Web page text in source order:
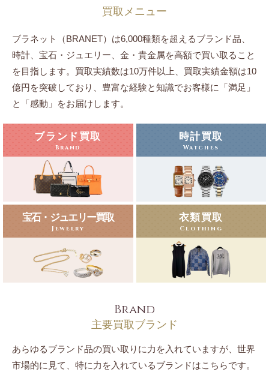
買取メニュー
ブラネット（BRANET）は6,000種類を超えるブランド品、
時計、宝石・ジュエリー、 金・貴金属を高額で買い取ること
を目指します。 買取実績数は10万件以上、買取実績金額は10
億円を突破しており、豊富な経験と知識でお客様に「満足」
と「感動」をお届けします。
ブランド買取
Brand
時計買取
Watches
宝石・ジュエリー買取
Jewelry
衣類買取
Clothing
Brand
主要買取ブランド
あらゆるブランド品の買い取りに力を入れていますが、世界
市場的に見て、特に力を入れているブランドはこちらです。